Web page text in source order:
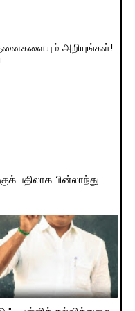
அறியுங்கள்!
பதிலாக பின்லாந்து